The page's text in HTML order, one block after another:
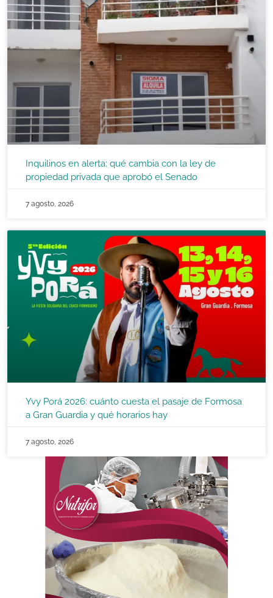
Inquilinos en alerta: qué cambia con la ley de
propiedad privada que aprobó el Senado
7 agosto, 2026
Yvy Porá 2026: cuánto cuesta el pasaje de Formosa
a Gran Guardia y qué horarios hay
7 agosto, 2026